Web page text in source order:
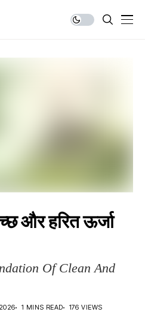
और हरित ऊर्जा
Of Clean And
1 MINS READ 176 VIEWS